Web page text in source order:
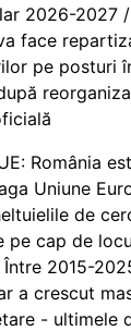
2026-2027
face
pe posturi
România
Uniune
de
pe cap de
Între 2015-
a crescut
- ultimele